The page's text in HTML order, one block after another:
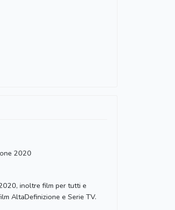
2020
inoltre film per tutti e
AltaDefinizione e Serie TV.